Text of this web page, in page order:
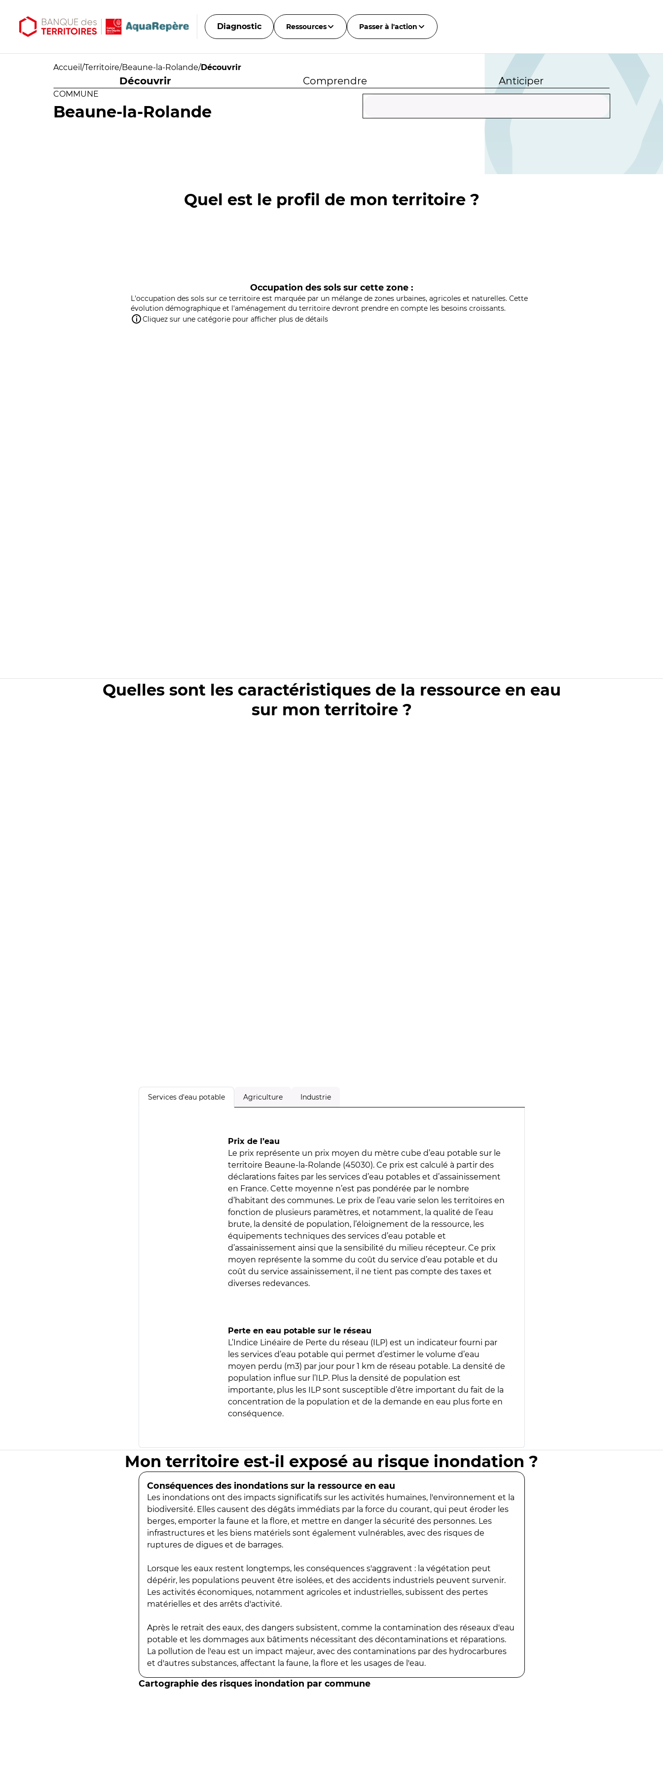
Diagnostic Ressources Passer à l'action
Accueil /Territoire/Beaune-la-Rolande/Découvrir
Découvrir Comprendre Anticiper
COMMUNE
Beaune-la-Rolande
Quel est le profil de mon territoire ?
Occupation des sols sur cette zone :
L'occupation des sols sur ce territoire est marquée par un mélange de zones urbaines, agricoles et naturelles. Cette
évolution démographique et l'aménagement du territoire devront prendre en compte les besoins croissants.
Cliquez sur une catégorie pour afficher plus de détails
Quelles sont les caractéristiques de la ressource en eau
sur mon territoire ?
Services d'eau potable Agriculture Industrie
Prix de l’eau
Le prix représente un prix moyen du mètre cube d’eau potable sur le
territoire Beaune-la-Rolande (45030). Ce prix est calculé à partir des
déclarations faites par les services d’eau potables et d’assainissement
en France. Cette moyenne n’est pas pondérée par le nombre
d’habitant des communes. Le prix de l’eau varie selon les territoires en
fonction de plusieurs paramètres, et notamment, la qualité de l’eau
brute, la densité de population, l’éloignement de la ressource, les
équipements techniques des services d’eau potable et
d’assainissement ainsi que la sensibilité du milieu récepteur. Ce prix
moyen représente la somme du coût du service d’eau potable et du
coût du service assainissement, il ne tient pas compte des taxes et
diverses redevances.
Perte en eau potable sur le réseau
L’Indice Linéaire de Perte du réseau (ILP) est un indicateur fourni par
les services d’eau potable qui permet d’estimer le volume d’eau
moyen perdu (m3) par jour pour 1 km de réseau potable. La densité de
population influe sur l’ILP. Plus la densité de population est
importante, plus les ILP sont susceptible d’être important du fait de la
concentration de la population et de la demande en eau plus forte en
conséquence.
Mon territoire est-il exposé au risque inondation ?
Conséquences des inondations sur la ressource en eau
Les inondations ont des impacts significatifs sur les activités humaines, l'environnement et la
biodiversité. Elles causent des dégâts immédiats par la force du courant, qui peut éroder les
berges, emporter la faune et la flore, et mettre en danger la sécurité des personnes. Les
infrastructures et les biens matériels sont également vulnérables, avec des risques de
ruptures de digues et de barrages.
Lorsque les eaux restent longtemps, les conséquences s'aggravent : la végétation peut
dépérir, les populations peuvent être isolées, et des accidents industriels peuvent survenir.
Les activités économiques, notamment agricoles et industrielles, subissent des pertes
matérielles et des arrêts d'activité.
Après le retrait des eaux, des dangers subsistent, comme la contamination des réseaux d'eau
potable et les dommages aux bâtiments nécessitant des décontaminations et réparations.
La pollution de l'eau est un impact majeur, avec des contaminations par des hydrocarbures
et d'autres substances, affectant la faune, la flore et les usages de l'eau.
Cartographie des risques inondation par commune